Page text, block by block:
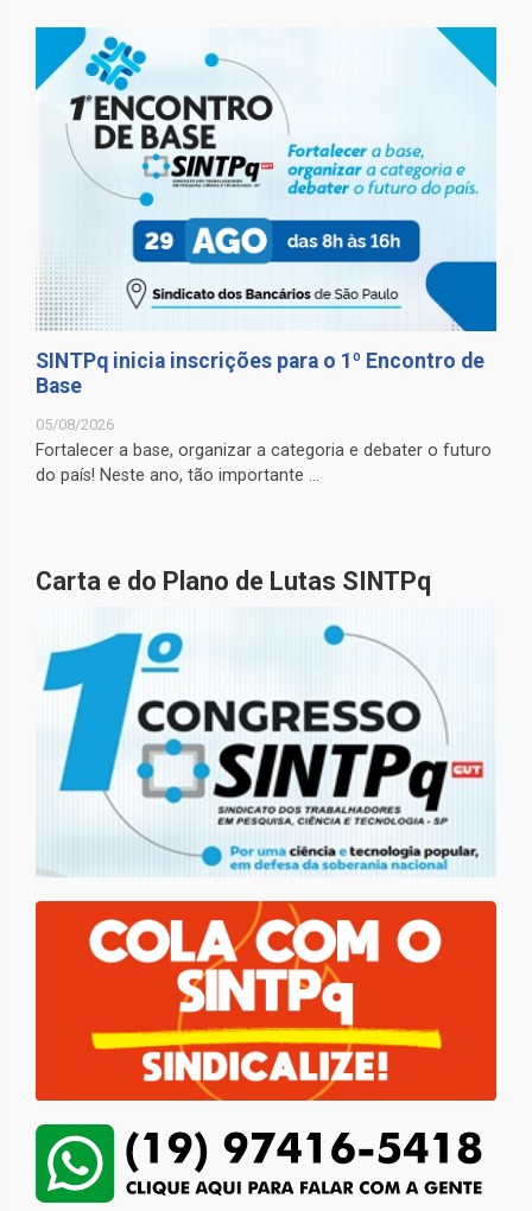
SINTPq inicia inscrições para o 1º Encontro de
Base
05/08/2026
Fortalecer a base, organizar a categoria e debater o futuro
do país! Neste ano, tão importante ...
Carta e do Plano de Lutas SINTPq